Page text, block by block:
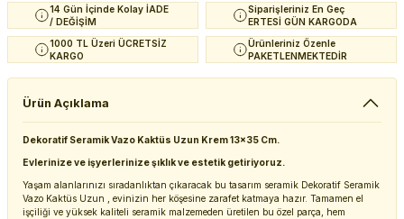
14 Gün İçinde Kolay İADE
/ DEĞİŞİM
Siparişleriniz En Geç
ERTESİ GÜN KARGODA
1000 TL Üzeri ÜCRETSİZ
KARGO
Ürünleriniz Özenle
PAKETLENMEKTEDİR
Ürün Açıklama
Dekoratif Seramik Vazo Kaktüs Uzun Krem 13x35 Cm.
Evlerinize ve işyerlerinize şıklık ve estetik getiriyoruz.
Yaşam alanlarınızı sıradanlıktan çıkaracak bu tasarım seramik Dekoratif Seramik
Vazo Kaktüs Uzun , evinizin her köşesine zarafet katmaya hazır. Tamamen el
işçiliği ve yüksek kaliteli seramik malzemeden üretilen bu özel parça, hem